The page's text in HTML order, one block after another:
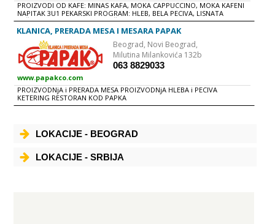
PROIZVODI OD KAFE: MINAS KAFA, MOKA CAPPUCCINO, MOKA KAFENI
NAPITAK 3U1 PEKARSKI PROGRAM: HLEB, BELA PECIVA, LISNATA
PEČENA PECIVA PRERADA BRAŠNA SMRZNUTI PROGRAM: SMRZNUTO
TESTO, POLUGOTOVI SMRZNUTI PROIZVODI PROIZVODNjA KORA ZA
PITE i GIBANICE PROIZVODNjA KOLAČA PROIZVODNjA DUGOTRAJNIH
PEČENIH PECIVA DISTRIBUCIJA
KLANICA, PRERADA MESA I MESARA PAPAK
Beograd, Novi Beograd,
Milutina Milankovića 132b
063 8829033
www.papakco.com
PROIZVODNjA i PRERADA MESA PROIZVODNjA HLEBA i PECIVA
KETERING RESTORAN KOD PAPKA
LOKACIJE - BEOGRAD
LOKACIJE - SRBIJA